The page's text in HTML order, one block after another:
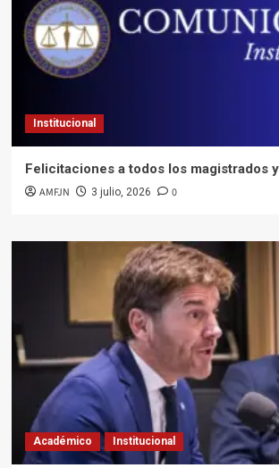
Institucional
Felicitaciones a todos los magistrados
AMFJN 3 julio, 2026 0
Académico Institucional